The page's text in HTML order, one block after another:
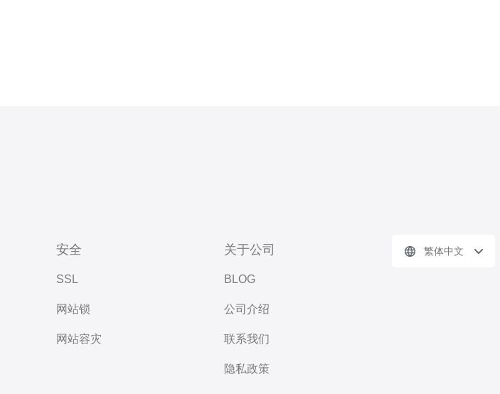
安全
SSL
网站锁
网站容灾
关于公司
BLOG
公司介绍
联系我们
隐私政策
繁体中文